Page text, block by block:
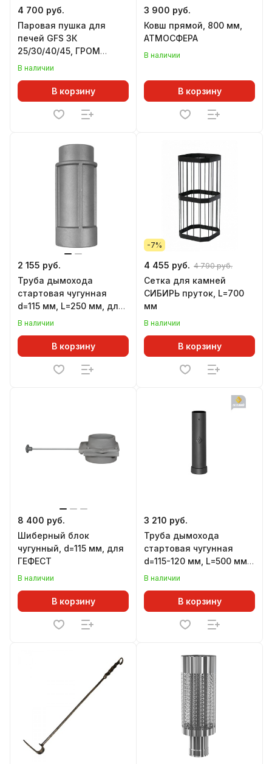
4 700 руб.
Паровая пушка для
печей GFS ЗК
25/30/40/45, ГРОМ
30/40/50/80, комплект
В наличии
В корзину
3 900 руб.
Ковш прямой, 800 мм,
АТМОСФЕРА
В наличии
В корзину
2 155 руб.
Труба дымохода
стартовая чугунная
d=115 мм, L=250 мм, для
печей ЛИТКОМ
В наличии
В корзину
-7%
4 455 руб. 4 790 руб.
Сетка для камней
СИБИРЬ пруток, L=700
мм
В наличии
В корзину
8 400 руб.
Шиберный блок
чугунный, d=115 мм, для
ГЕФЕСТ
В наличии
В корзину
3 210 руб.
Труба дымохода
стартовая чугунная
d=115-120 мм, L=500 мм,
для печей ВЕЗУВИЙ
В наличии
В корзину